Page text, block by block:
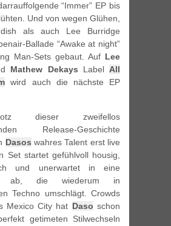
“Immer” EP bis
Und von wegen Glühen,
als auch Lee Burridge
Ballade “Awake at night”
Man-Sets gebaut. Auf Lee
Mathew Dekays Label All
wird auch die nächste EP
dieser zweifellos
Release-Geschichte
Dasos wahres Talent erst live
Set startet gefühlvoll housig,
und unerwartet in eine
ab, die wiederum in
Techno umschlägt. Crowds
Mexico City hat Daso schon
getimeten Stilwechseln